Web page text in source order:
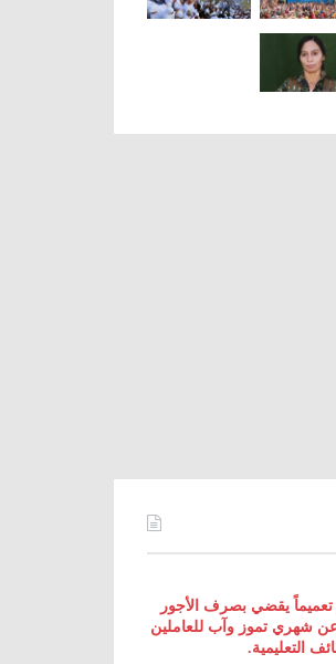
تعميماً يقضي بصرف الأجور
عن شهري تموز وآب للعاملين
التعليمية.